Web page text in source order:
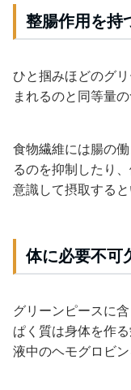
整腸作用を持
ひと掴みほどのグ
まれるのと同等量
食物繊維には腸の
るのを抑制したり
意識して摂取すると
体に必要不可
グリーンピースに
ぱく質は身体を作
液中のヘモグロビン